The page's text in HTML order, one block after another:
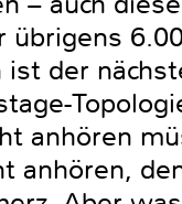
der
anhören
anhören,